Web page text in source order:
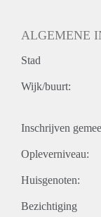
ALGEMENE
Stad
Wijk/buurt:
Inschrijven
Opleverniveau:
Huisgenoten:
Bezichtiging